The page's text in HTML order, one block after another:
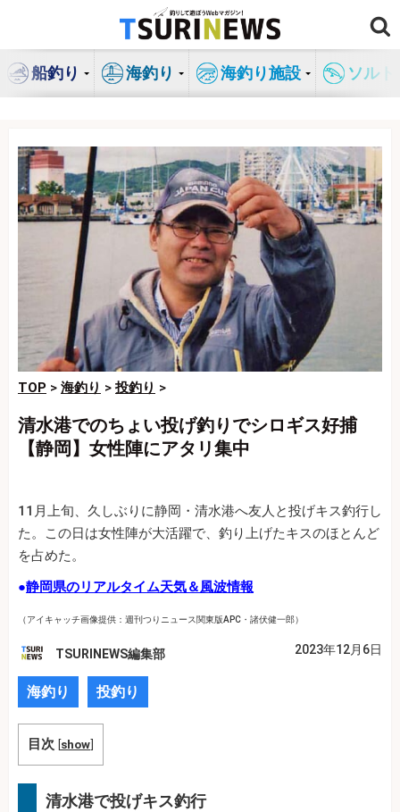
ン
船釣り 海釣り 海釣り施設 ソル
TOP > 海釣り > 投釣り >
清水港でのちょい投げ釣りでシロギス好捕
【静岡】女性陣にアタリ集中
11月上旬、久しぶりに静岡・清水港へ友人と投げキス釣行し
た。この日は女性陣が大活躍で、釣り上げたキスのほとんど
を占めた。
●静岡県のリアルタイム天気＆風波情報
（アイキャッチ画像提供：週刊つりニュース関東版APC・諸伏健一郎）
TSURINEWS編集部 2023年12月6日
海釣り 投釣り
目次 [show]
清水港で投げキス釣行